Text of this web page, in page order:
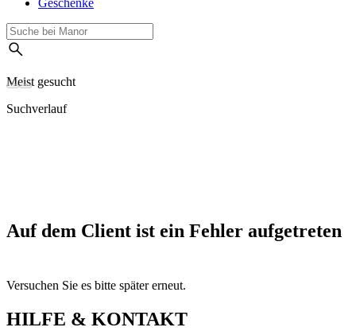
Geschenke
Meist gesucht
Suchverlauf
Auf dem Client ist ein Fehler aufgetreten
Versuchen Sie es bitte später erneut.
HILFE & KONTAKT